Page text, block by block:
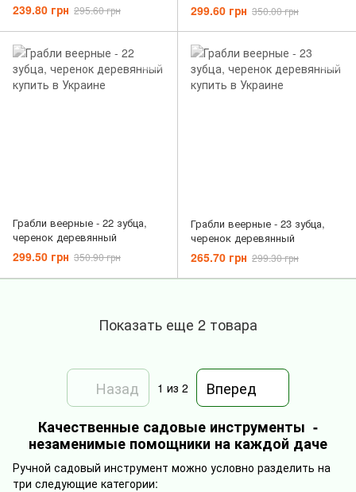
239.80 грн 295.60 грн 299.60 грн 350.00 грн
Грабли веерные - 22 зубца,
черенок деревянный
299.50 грн 350.90 грн
Грабли веерные - 23 зубца,
черенок деревянный
265.70 грн 299.30 грн
Показать еще 2 товара
Назад 1 из 2
Вперед
Качественные садовые инструменты -
незаменимые помощники на каждой даче
Ручной садовый инструмент можно условно разделить на
три следующие категории: